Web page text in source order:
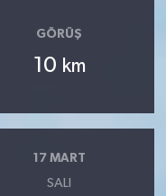
GÖRÜŞ
10 km
17 MART
SALI